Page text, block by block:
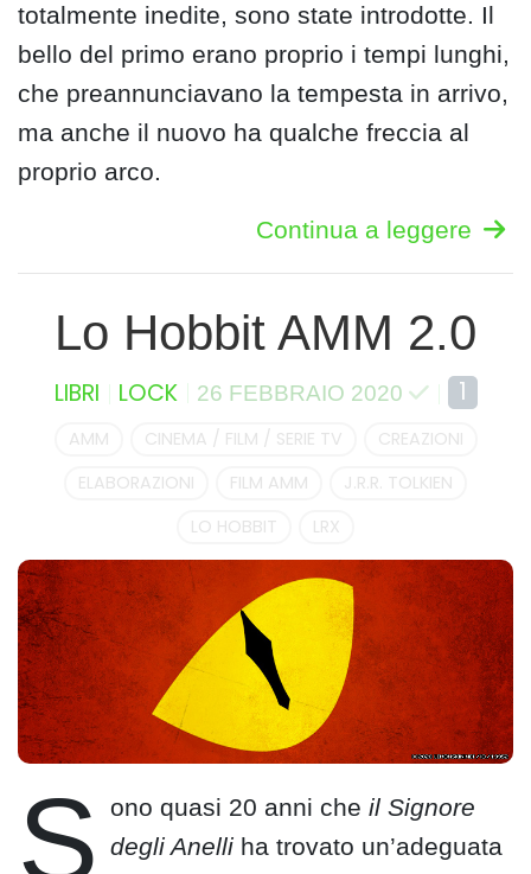
totalmente inedite, sono state introdotte. Il
bello del primo erano proprio i tempi lunghi,
che preannunciavano la tempesta in arrivo,
ma anche il nuovo ha qualche freccia al
proprio arco.
Continua a leggere
Lo Hobbit AMM 2.0
LIBRI LOCK 26 FEBBRAIO 2020 1
AMM CINEMA / FILM / SERIE TV
CREAZIONI
ELABORAZIONI
FILM AMM
J.R.R. TOLKIEN
LO HOBBIT
LRX
S ono quasi 20 anni cheil Signore
degli Anelli ha trovato un’adeguata